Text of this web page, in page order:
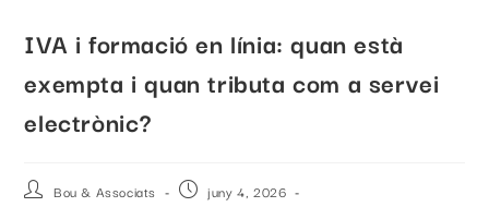
IVA i formació en línia: quan està
exempta i quan tributa com a servei
electrònic?
Bou & Associats
juny 4, 2026